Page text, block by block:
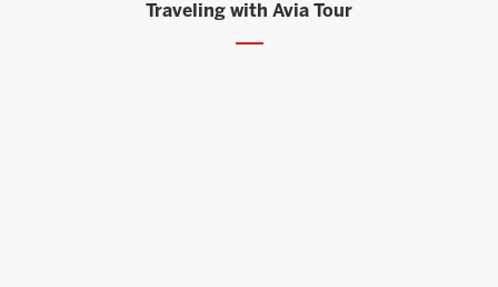
Traveling with Avia Tour